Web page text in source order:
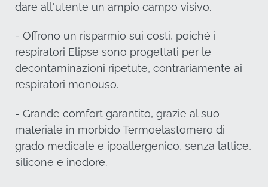
respiratori Elipse sono progettati per le
respiratori monouso.
- Grande comfort garantito, grazie al suo
materiale in morbido Termoelastomero di grado
inodore.